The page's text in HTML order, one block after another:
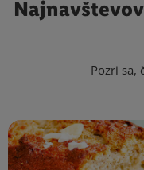
Pozri sa,